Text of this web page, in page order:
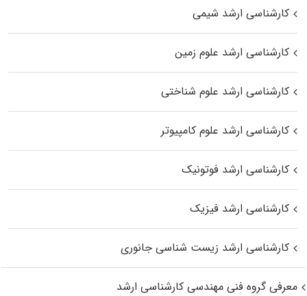
کارشناسی ارشد شیمی
کارشناسی ارشد علوم زمین
کارشناسی ارشد علوم شناختی
کارشناسی ارشد علوم کامپیوتر
کارشناسی ارشد فوتونیک
کارشناسی ارشد فیزیک
کارشناسی ارشد زیست‌ شناسی جانوری
معرفی گروه فنی مهندسی کارشناسی ارشد